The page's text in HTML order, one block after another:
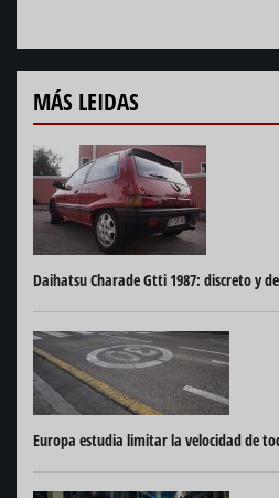
MÁS LEIDAS
Daihatsu Charade Gtti 1987: discreto y
Europa estudia limitar la velocidad de